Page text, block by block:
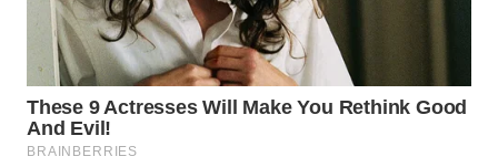
WAHANA
ADVOKAT
WAHANA
INFRASTRUKTUR